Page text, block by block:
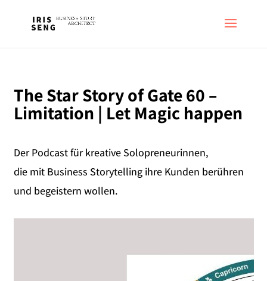
The Star Story of Gate 60 –
Limitation | Let Magic happen
Der Podcast für kreative Solopreneurinnen,
die mit Business Storytelling ihre Kunden berühren
und begeistern wollen.